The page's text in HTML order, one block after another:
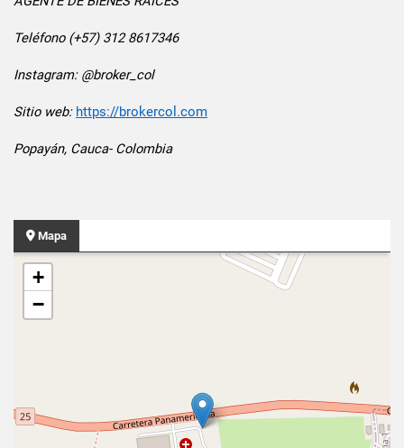
Teléfono (+57) 312 8617346
Instagram: @broker_col
Sitio web: https://brokercol.com
Popayán, Cauca- Colombia
Mapa
+
−